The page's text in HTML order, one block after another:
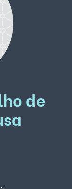
de